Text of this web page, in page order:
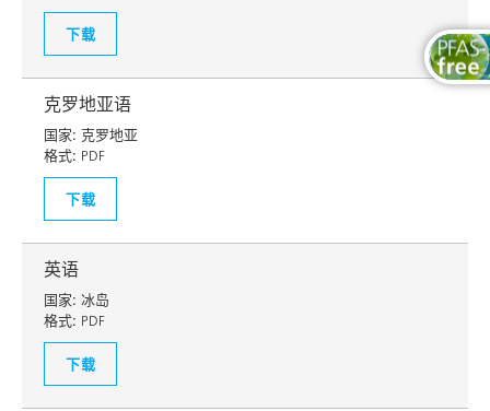
下载
克罗地亚语
国家: 克罗地亚
格式: PDF
下载
英语
国家: 冰岛
格式: PDF
下载